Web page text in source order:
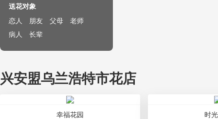
送花对象
恋人
朋友 父母
老师
病人
长辈
兴安盟乌兰浩特市花店
幸福花园
时